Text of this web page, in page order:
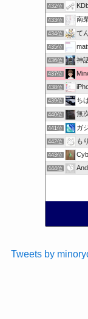
432位
433位 南
434位 て
435位
436位 神
437位
438位
439位 ち
440位 無
441位 ガ
442位 も
443位
444位
Tweets by